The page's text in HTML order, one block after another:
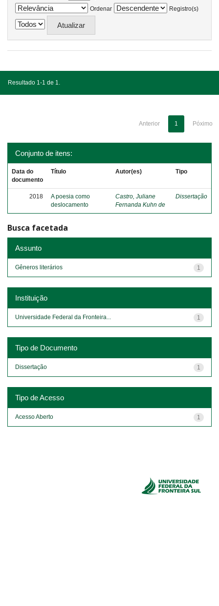
Ordenar
Registro(s)
Resultado 1-1 de 1.
Anterior 1 Póximo
Conjunto de itens:
Data do
documento
Título Autor(es) Tipo
2018
A poesia como
deslocamento
Castro, Juliane
Fernanda Kuhn de
Dissertação
Busca facetada
Assunto
1
Gêneros literários
Instituição
1
Universidade Federal da Fronteira...
Tipo de Documento
1
Dissertação
Tipo de Acesso
1
Acesso Aberto